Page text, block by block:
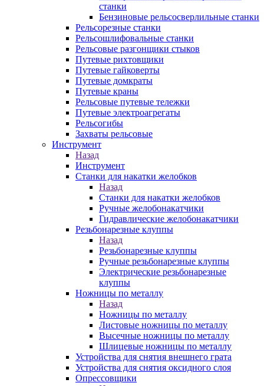
станки
Бензиновые рельсосверлильные станки
Рельсорезные станки
Рельсошлифовальные станки
Рельсовые разгонщики стыков
Путевые рихтовщики
Путевые гайковерты
Путевые домкраты
Путевые краны
Рельсовые путевые тележки
Путевые электроагрегаты
Рельсогибы
Захваты рельсовые
Инструмент
Назад
Инструмент
Станки для накатки желобков
Назад
Станки для накатки желобков
Ручные желобонакатчики
Гидравлические желобонакатчики
Резьбонарезные клуппы
Назад
Резьбонарезные клуппы
Ручные резьбонарезные клуппы
Электрические резьбонарезные
клуппы
Ножницы по металлу
Назад
Ножницы по металлу
Листовые ножницы по металлу
Высечные ножницы по металлу
Шлицевые ножницы по металлу
Устройства для снятия внешнего грата
Устройства для снятия оксидного слоя
Опрессовщики